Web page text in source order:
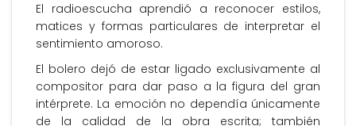
El radioescucha aprendió a reconocer estilos,
matices y formas particulares de interpretar el
sentimiento amoroso.
El bolero dejó de estar ligado exclusivamente al
compositor para dar paso a la figura del gran
intérprete. La emoción no dependía únicamente
de la calidad de la obra escrita; también